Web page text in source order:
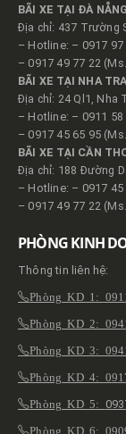
BÃI XE TẠI ĐÀ NẴNG
Địa chỉ: 437 Trường
– Hotline: – 0917 97
– 0917 49 77 22
BÃI XE TẠI NHA
Địa chỉ: 24 Ql1, Nha
– Hotline: – 0911 58
– 0917 45 65 95
BÃI XE TẠI CẦN
Địa chỉ: 188 Đường
– Hotline: – 0917
– 0917 49 77 22
PHÒNG KINH
Thông tin liên hệ:
Phòng KD 1:
Phòng KD 2:
Phòng KD 3:
Phòng KD 4:
Phòng KD 5:
Phòng KD 6: